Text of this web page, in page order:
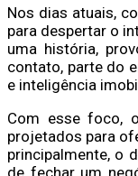
Nos dias atuais,
para despertar o
uma história,
contato, parte do
e inteligência
Com esse foco,
projetados para
principalmente, o
de fechar um